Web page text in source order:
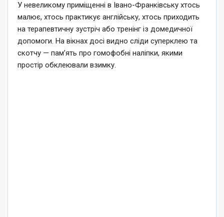
У невеликому приміщенні в Івано-Франківську хтось
малює, хтось практикує англійську, хтось приходить
на терапевтичну зустріч або тренінг із домедичної
допомоги. На вікнах досі видно сліди суперклею та
скотчу — пам’ять про гомофобні наліпки, якими
простір обклеювали взимку.